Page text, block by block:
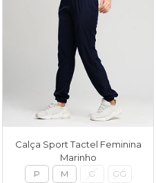
Calça Sport Tactel Feminina
Marinho
P M G GG